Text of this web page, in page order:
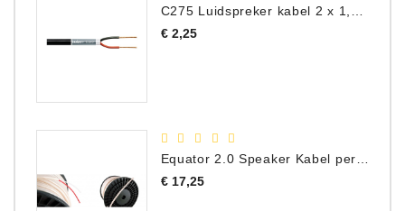
€ 2,25Prijs
Equator 2.0 Speaker Kabel per meter
€ 17,25Prijs